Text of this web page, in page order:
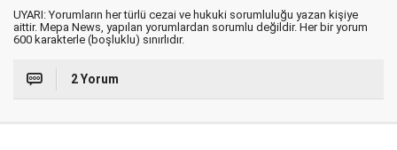
UYARI: Yorumların her türlü cezai ve hukuki sorumluluğu yazan kişiye
aittir. Mepa News, yapılan yorumlardan sorumlu değildir. Her bir yorum
600 karakterle (boşluklu) sınırlıdır.
2 Yorum